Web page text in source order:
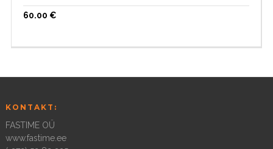
60.00 €
KONTAKT:
FASTIME OÜ
www.fastime.ee